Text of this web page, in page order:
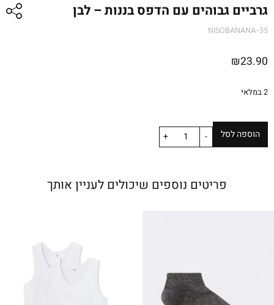
גרביים גבוהים עם הדפס בננות – לבן
NISOBANANA--35
₪23.90
2 במלאי
-
+ הוספה לסל
פריטים נוספים שיכולים לעניין אותך